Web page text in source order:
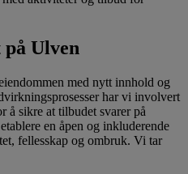
Ulven
med nytt innhold og
har vi involvert
å sikre at tilbudet svarer på
en åpen og inkluderende
fellesskap og ombruk. Vi tar